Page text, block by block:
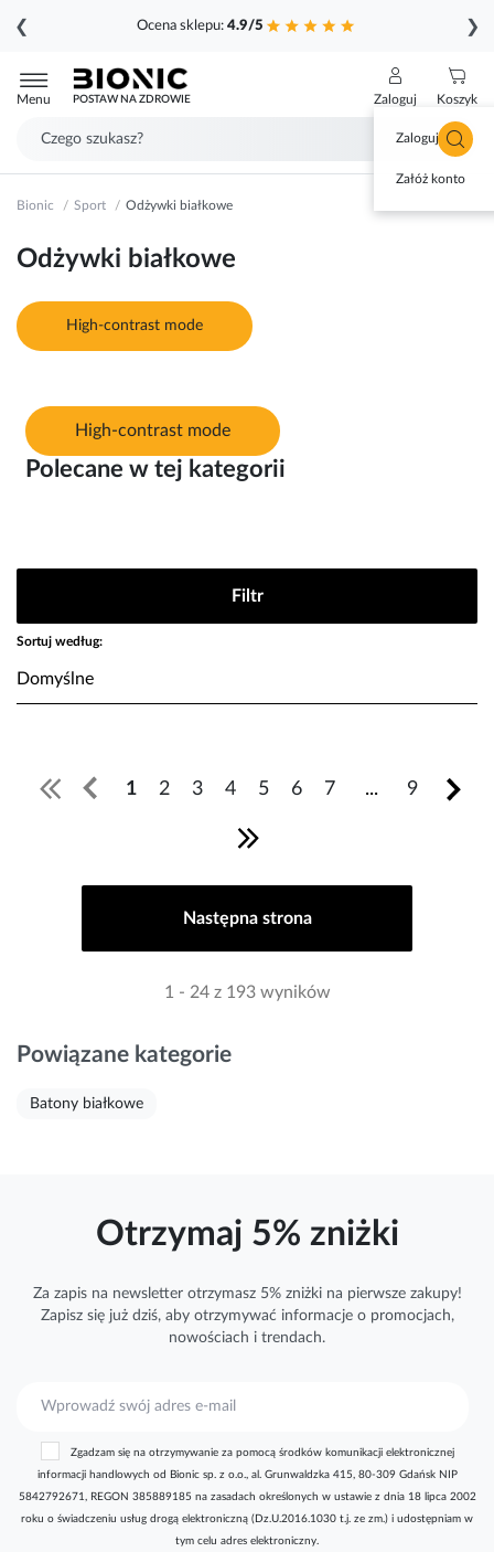
Ocena sklepu: 4.9/5
❮ ❯
do
treści
Menu POSTAW NA ZDROWIE Zaloguj
Zaloguj się
Załóż konto
Koszyk
Bionic Sport Odżywki białkowe
Odżywki białkowe
High-contrast mode
High-contrast mode
Polecane w tej kategorii
Filtr
Sortuj według:
1 2 3 4 5 6 7 ... 9
Następna strona
1 - 24 z 193 wyników
Powiązane kategorie
Batony białkowe
Otrzymaj 5% zniżki
Za zapis na newsletter otrzymasz 5% zniżki na pierwsze zakupy!
Zapisz się już dziś, aby otrzymywać informacjeo promocjach,
nowościach i trendach.
r
y
Zgadzam się na otrzymywanie za pomocą środków komunikacji elektronicznej
informacji handlowych od Bionic sp. z o.o., al. Grunwaldzka 415, 80-309 Gdańsk NIP
5842792671, REGON 385889185 na zasadach określonych w ustawie z dnia 18 lipca 2002
roku o świadczeniu usług drogą elektroniczną (Dz.U.2016.1030 t.j. ze zm.) i udostępniam w
tym celu adres elektroniczny.